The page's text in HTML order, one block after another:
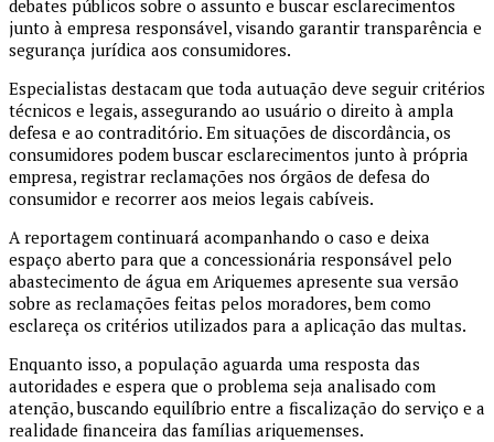
debates públicos sobre o assunto e buscar esclarecimentos
junto à empresa responsável, visando garantir transparência e
segurança jurídica aos consumidores.
Especialistas destacam que toda autuação deve seguir critérios
técnicos e legais, assegurando ao usuário o direito à ampla
defesa e ao contraditório. Em situações de discordância, os
consumidores podem buscar esclarecimentos junto à própria
empresa, registrar reclamações nos órgãos de defesa do
consumidor e recorrer aos meios legais cabíveis.
A reportagem continuará acompanhando o caso e deixa
espaço aberto para que a concessionária responsável pelo
abastecimento de água em Ariquemes apresente sua versão
sobre as reclamações feitas pelos moradores, bem como
esclareça os critérios utilizados para a aplicação das multas.
Enquanto isso, a população aguarda uma resposta das
autoridades e espera que o problema seja analisado com
atenção, buscando equilíbrio entre a fiscalização do serviço e a
realidade financeira das famílias ariquemenses.